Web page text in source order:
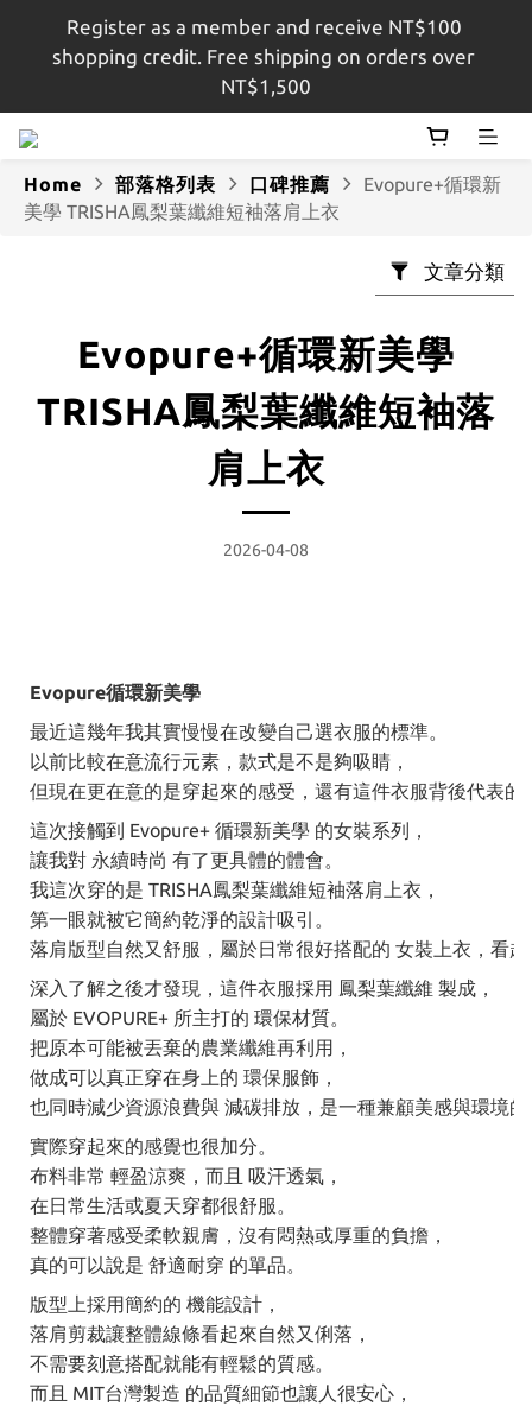
註冊會員即贈$100購物金，結帳金額滿$1,500即享免
運
Register as a member and receive NT$100
shopping credit. Free shipping on orders over
NT$1,500
註冊會員即贈$100購物金，結帳金額滿$1,500即享免
運
Home 部落格列表 口碑推薦
Evopure+循環新
美學 TRISHA鳳梨葉纖維短袖落肩上衣
文章分類
Evopure+循環新美學
TRISHA鳳梨葉纖維短袖落
肩上衣
2026-04-08
Evopure循環新美學
最近這幾年我其實慢慢在改變自己選衣服的標準。
以前比較在意流行元素，款式是不是夠吸睛，
但現在更在意的是穿起來的感受，還有這件衣服背後代表的
這次接觸到 Evopure+ 循環新美學 的女裝系列，
讓我對 永續時尚 有了更具體的體會。
我這次穿的是 TRISHA鳳梨葉纖維短袖落肩上衣，
第一眼就被它簡約乾淨的設計吸引。
落肩版型自然又舒服，屬於日常很好搭配的 女裝上衣，看
深入了解之後才發現，這件衣服採用 鳳梨葉纖維 製成，
屬於 EVOPURE+ 所主打的 環保材質。
把原本可能被丟棄的農業纖維再利用，
做成可以真正穿在身上的 環保服飾，
也同時減少資源浪費與 減碳排放，是一種兼顧美感與環境
實際穿起來的感覺也很加分。
布料非常 輕盈涼爽，而且 吸汗透氣，
在日常生活或夏天穿都很舒服。
整體穿著感受柔軟親膚，沒有悶熱或厚重的負擔，
真的可以說是 舒適耐穿 的單品。
版型上採用簡約的 機能設計，
落肩剪裁讓整體線條看起來自然又俐落，
不需要刻意搭配就能有輕鬆的質感。
而且 MIT台灣製造 的品質細節也讓人很安心，